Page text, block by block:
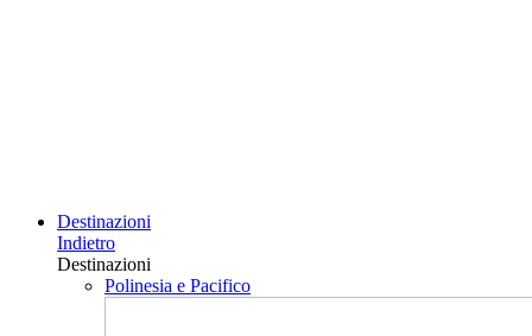
Destinazioni
Indietro
Destinazioni
Polinesia e Pacifico